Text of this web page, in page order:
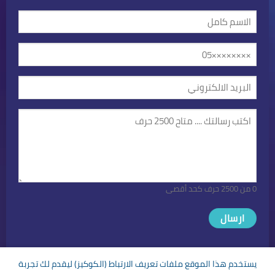
الاسم
كامل
(مطلوب)
الهاتف
/
الجوال
(مطلوب)
البريد
الالكتروني
(مطلوب)
رسالتك
(مطلوب)
0 من 2500 حرف كحد أقصى
يستخدم هذا الموقع ملفات تعريف الارتباط (الكوكيز) ليقدم لك تجربة